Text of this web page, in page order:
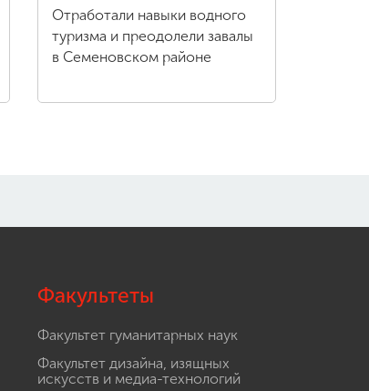
Отработали навыки водного
туризма и преодолели завалы
в Семеновском районе
Факультеты
Факультет гуманитарных наук
Факультет дизайна, изящных
искусств и медиа-технологий